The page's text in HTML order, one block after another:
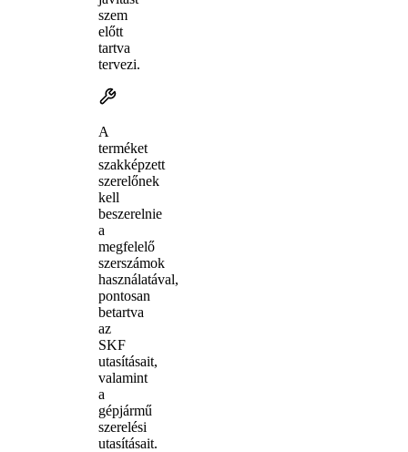
szem
előtt
tartva
tervezi.
A
terméket
szakképzett
szerelőnek
kell
beszerelnie
a
megfelelő
szerszámok
használatával,
pontosan
betartva
az
SKF
utasításait,
valamint
a
gépjármű
szerelési
utasításait.